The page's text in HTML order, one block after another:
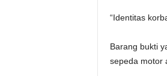
“Identitas
Barang bukti
sepeda motor